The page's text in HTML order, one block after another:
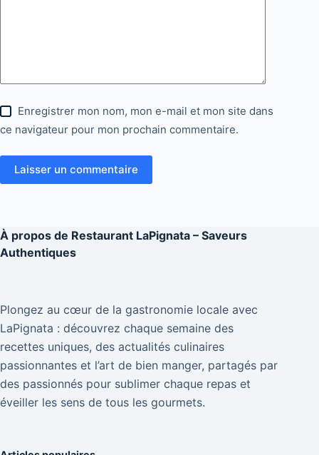
Enregistrer mon nom, mon e-mail et mon site dans
ce navigateur pour mon prochain commentaire.
Laisser un commentaire
À propos de Restaurant LaPignata – Saveurs
Authentiques
Plongez au cœur de la gastronomie locale avec
LaPignata : découvrez chaque semaine des
recettes uniques, des actualités culinaires
passionnantes et l’art de bien manger, partagés par
des passionnés pour sublimer chaque repas et
éveiller les sens de tous les gourmets.